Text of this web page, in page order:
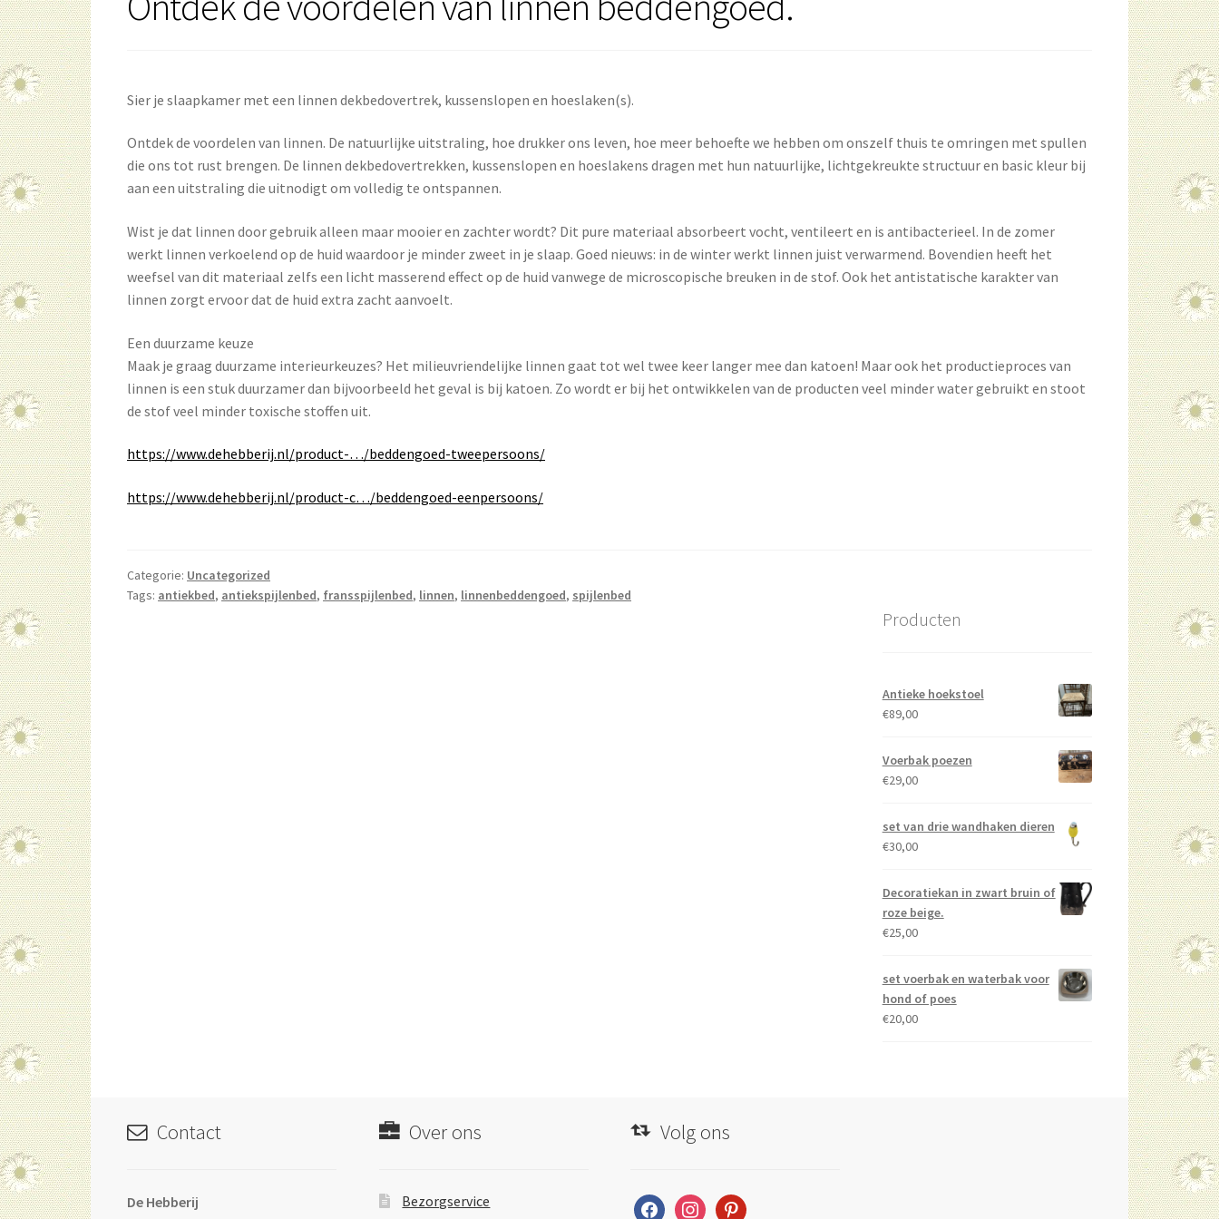
Sier je slaapkamer met een linnen dekbedovertrek, kussenslopen en hoeslaken(s).
Ontdek de voordelen van linnen. De natuurlijke uitstraling, hoe drukker ons leven, hoe meer behoefte we hebben om onszelf thuis te omringen met spullen
die ons tot rust brengen. De linnen dekbedovertrekken, kussenslopen en hoeslakens dragen met hun natuurlijke, lichtgekreukte structuur en basic kleur bij
aan een uitstraling die uitnodigt om volledig te ontspannen.
Wist je dat linnen door gebruik alleen maar mooier en zachter wordt? Dit pure materiaal absorbeert vocht, ventileert en is antibacterieel. In de zomer
werkt linnen verkoelend op de huid waardoor je minder zweet in je slaap. Goed nieuws: in de winter werkt linnen juist verwarmend. Bovendien heeft het
weefsel van dit materiaal zelfs een licht masserend effect op de huid vanwege de microscopische breuken in de stof. Ook het antistatische karakter van
linnen zorgt ervoor dat de huid extra zacht aanvoelt.
Een duurzame keuze
Maak je graag duurzame interieurkeuzes? Het milieuvriendelijke linnen gaat tot wel twee keer langer mee dan katoen! Maar ook het productieproces van
linnen is een stuk duurzamer dan bijvoorbeeld het geval is bij katoen. Zo wordt er bij het ontwikkelen van de producten veel minder water gebruikt en stoot
de stof veel minder toxische stoffen uit.
https://www.dehebberij.nl/product-…/beddengoed-tweepersoons/
https://www.dehebberij.nl/product-c…/beddengoed-eenpersoons/
Categorie: Uncategorized
Tags: antiekbed, antiekspijlenbed, fransspijlenbed, linnen, linnenbeddengoed, spijlenbed
Producten
Antieke hoekstoel
€89,00
Voerbak poezen
€29,00
set van drie wandhaken dieren
€30,00
Decoratiekan in zwart bruin of
roze beige.
€25,00
set voerbak en waterbak voor
hond of poes
€20,00
Contact
De Hebberij
Over ons
Bezorgservice
Volg ons
facebookinstagrampinterest